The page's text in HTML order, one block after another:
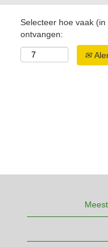
Selecteer hoe vaak
ontvangen: